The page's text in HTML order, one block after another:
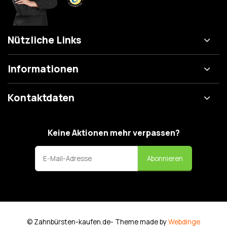
Nützliche Links
Informationen
Kontaktdaten
Keine Aktionen mehr verpassen?
Abonnieren
© Zahnbürsten-kaufen.de- Theme made byWebdinge